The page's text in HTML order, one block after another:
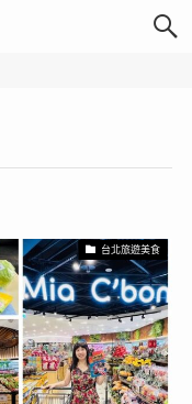
台北旅遊美食